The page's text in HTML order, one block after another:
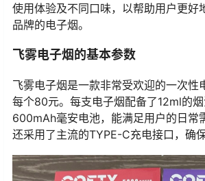
使用体验及不同口味，以帮助用户更好
品牌的电子烟。
飞雾电子烟的基本参数
飞雾电子烟是一款非常受欢迎的一次性
每个80元。每支电子烟配备了12ml的
600mAh毫安电池，能满足用户的日常
还采用了主流的TYPE-C充电接口，确